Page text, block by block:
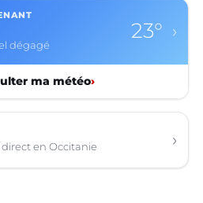
dégagé
23° ›
ma météo›
en Occitanie ›